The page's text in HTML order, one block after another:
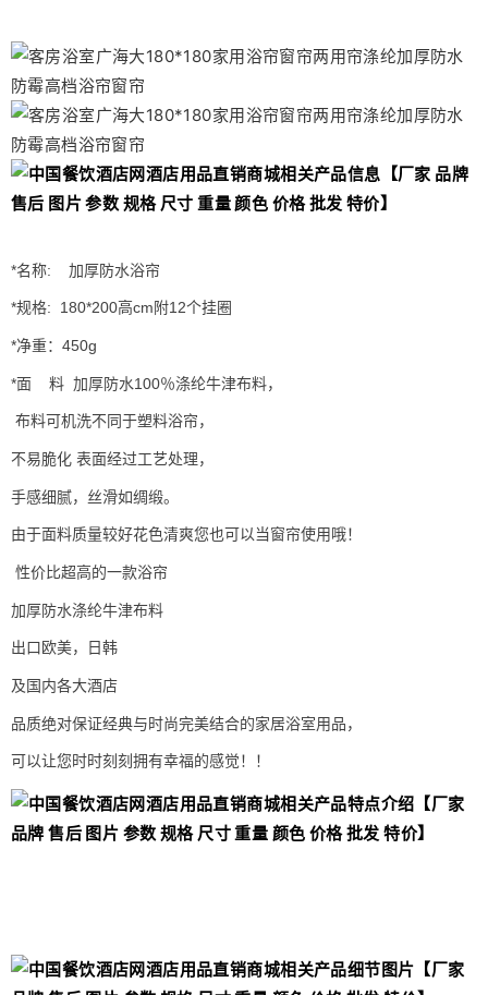
*名称: 加厚防水浴帘
*规格: 180*200高cm附12个挂圈
*净重：450g
*面 料 加厚防水100％涤纶牛津布料，
布料可机洗不同于塑料浴帘，
不易脆化 表面经过工艺处理，
手感细腻，丝滑如绸缎。
由于面料质量较好花色清爽您也可以当窗帘使用哦！
性价比超高的一款浴帘
加厚防水涤纶牛津布料
出口欧美，日韩
及国内各大酒店
品质绝对保证经典与时尚完美结合的家居浴室用品，
可以让您时时刻刻拥有幸福的感觉！！